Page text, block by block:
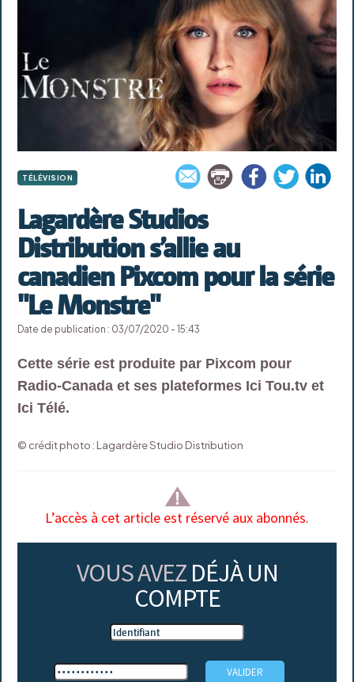
TÉLÉVISION
Lagardère Studios
Distribution s’allie au
canadien Pixcom pour la série
"Le Monstre"
Date de publication : 03/07/2020 - 15:43
Cette série est produite par Pixcom pour
Radio-Canada et ses plateformes Ici Tou.tv et
Ici Télé.
© crédit photo : Lagardère Studio Distribution
L’accès à cet article est réservé aux abonnés.
VOUS AVEZ DÉJÀ UN
COMPTE